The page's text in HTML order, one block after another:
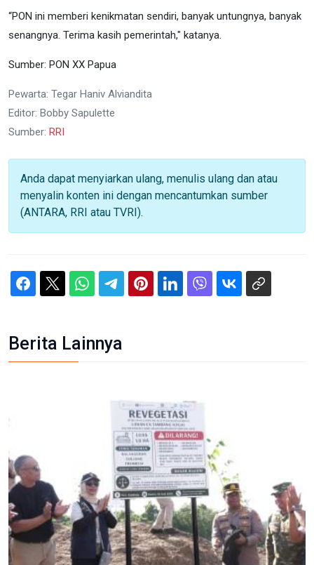
“PON ini memberi kenikmatan sendiri, banyak untungnya, banyak
senangnya. Terima kasih pemerintah," katanya.
Sumber: PON XX Papua
Pewarta: Tegar Haniv Alviandita
Editor: Bobby Sapulette
Sumber: RRI
Anda dapat menyiarkan ulang, menulis ulang dan atau
menyalin konten ini dengan mencantumkan sumber
(ANTARA, RRI atau TVRI).
Berita Lainnya